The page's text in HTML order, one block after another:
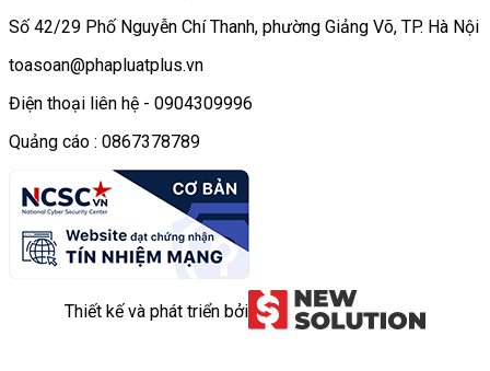
Số 42/29 Phố Nguyễn Chí Thanh, phường Giảng Võ, TP. Hà Nội
toasoan@phapluatplus.vn
Điện thoại liên hệ - 0904309996
Quảng cáo : 0867378789
Thiết kế và phát triển bởi